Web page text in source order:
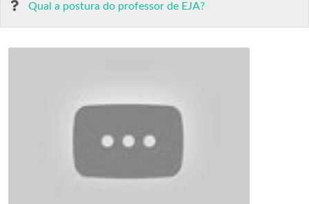
Qual a postura do professor de EJA?